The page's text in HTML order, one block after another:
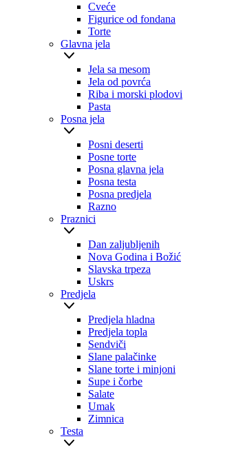
Cveće
Figurice od fondana
Torte
Glavna jela
Jela sa mesom
Jela od povrća
Riba i morski plodovi
Pasta
Posna jela
Posni deserti
Posne torte
Posna glavna jela
Posna testa
Posna predjela
Razno
Praznici
Dan zaljubljenih
Nova Godina i Božić
Slavska trpeza
Uskrs
Predjela
Predjela hladna
Predjela topla
Sendviči
Slane palačinke
Slane torte i minjoni
Supe i čorbe
Salate
Umak
Zimnica
Testa